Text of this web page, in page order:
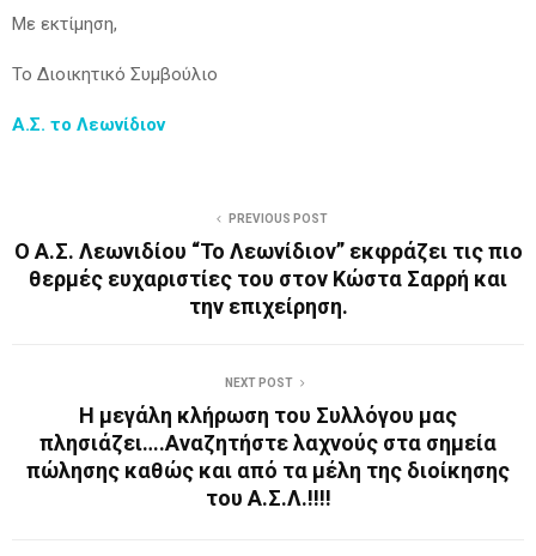
Με εκτίμηση,
Το Διοικητικό Συμβούλιο
Α.Σ. το Λεωνίδιον
PREVIOUS POST
Ο Α.Σ. Λεωνιδίου “Το Λεωνίδιον” εκφράζει τις πιο
θερμές ευχαριστίες του στον Κώστα Σαρρή και
την επιχείρηση.
NEXT POST
Η μεγάλη κλήρωση του Συλλόγου μας
πλησιάζει….Αναζητήστε λαχνούς στα σημεία
πώλησης καθώς και από τα μέλη της διοίκησης
του Α.Σ.Λ.!!!!